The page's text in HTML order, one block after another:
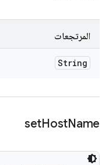
المرتجعات
String
setHostName